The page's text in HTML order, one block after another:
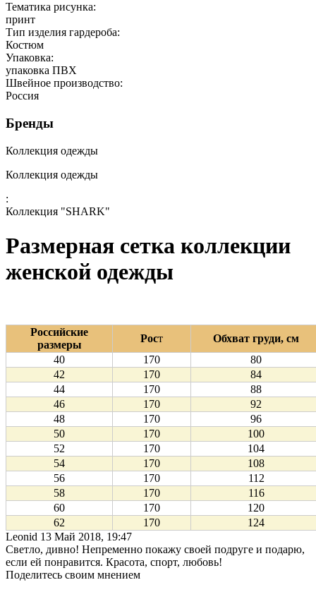
Тематика рисунка:
принт
Тип изделия гардероба:
Костюм
Упаковка:
упаковка ПВХ
Швейное производство:
Россия
Бренды
Коллекция одежды
Коллекция одежды
:
Коллекция "SHARK"
Размерная сетка коллекции
женской одежды
Российские
размеры
Рост
Обхват груди, см
40
170
80
42
170
84
44
170
88
46
170
92
48
170
96
50
170
100
52
170
104
54
170
108
56
170
112
58
170
116
60
170
120
62
170
124
Leonid 13 Май 2018, 19:47
Светло, дивно! Непременно покажу своей подруге и подарю,
если ей понравится. Красота, спорт, любовь!
Поделитесь своим мнением